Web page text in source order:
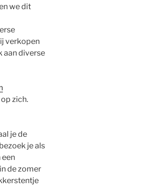
we dit
verkopen
aan diverse
zich.
je de
je als
de zomer